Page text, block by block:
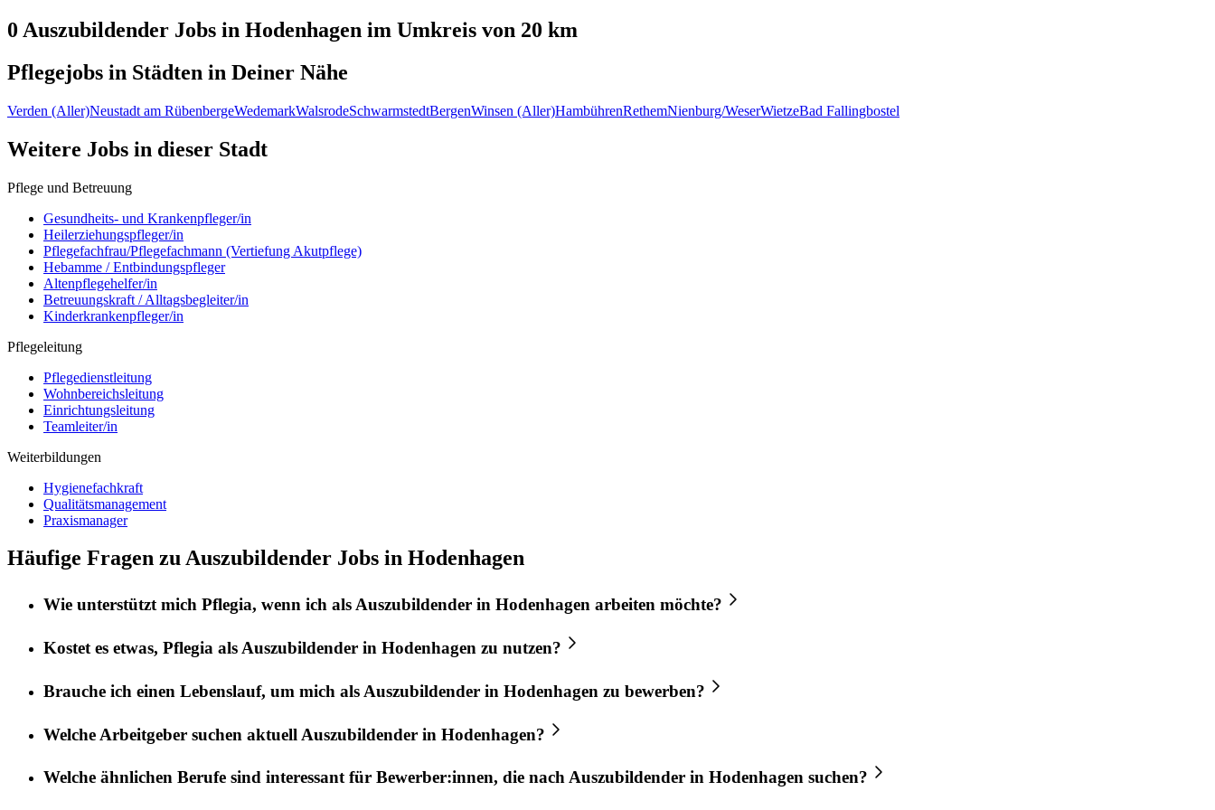
0 Auszubildender Jobs in Hodenhagen im Umkreis von 20 km
Pflegejobs in Städten in Deiner Nähe
Verden (Aller)Neustadt am RübenbergeWedemarkWalsrodeSchwarmstedtBergenWinsen (Aller)HambührenRethemNienburg/WeserWietzeBad Fallingbostel
Weitere Jobs in dieser Stadt
Pflege und Betreuung
Gesundheits- und Krankenpfleger/in
Heilerziehungspfleger/in
Pflegefachfrau/Pflegefachmann (Vertiefung Akutpflege)
Hebamme / Entbindungspfleger
Altenpflegehelfer/in
Betreuungskraft / Alltagsbegleiter/in
Kinderkrankenpfleger/in
Pflegeleitung
Pflegedienstleitung
Wohnbereichsleitung
Einrichtungsleitung
Teamleiter/in
Weiterbildungen
Hygienefachkraft
Qualitätsmanagement
Praxismanager
Häufige Fragen zu Auszubildender Jobs in Hodenhagen
Wie unterstützt mich Pflegia, wenn ich alsAuszubildender in Hodenhagen arbeiten möchte?
Kostet es etwas, Pflegia als Auszubildender in Hodenhagen zu nutzen?
Brauche ich einen Lebenslauf, um mich als Auszubildender in Hodenhagen zu bewerben?
Welche Arbeitgeber suchen aktuell Auszubildender in Hodenhagen?
Welche ähnlichen Berufe sind interessant für Bewerber:innen, die nachAuszubildender in Hodenhagen suchen?